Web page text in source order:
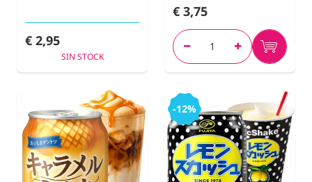
€ 2,95
SIN STOCK
€ 3,75
-12%